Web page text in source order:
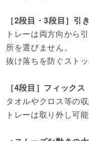
［2段目・3段目］引
トレーは両方向から
所を選びません。
抜け落ちを防ぐストッ
［4段目］フィック
タオルやクロス等の収
トレーは取り外し可能